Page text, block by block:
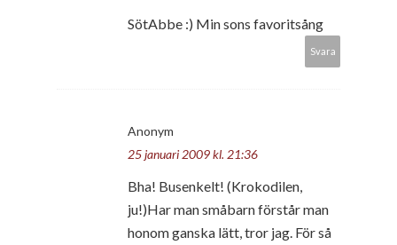
SötAbbe :) Min sons favoritsång
Svara
Anonym
25 januari 2009 kl. 21:36
Bha! Busenkelt! (Krokodilen,
ju!)Har man småbarn förstår man
honom ganska lätt, tror jag. För så